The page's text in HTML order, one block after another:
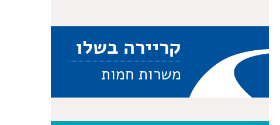
קריירה בשלו
משרות חמות